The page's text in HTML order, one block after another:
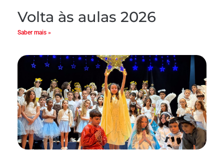
Volta às aulas 2026
Saber mais »